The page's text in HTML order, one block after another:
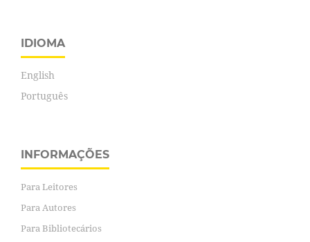
IDIOMA
English
Português
INFORMAÇÕES
Para Leitores
Para Autores
Para Bibliotecários